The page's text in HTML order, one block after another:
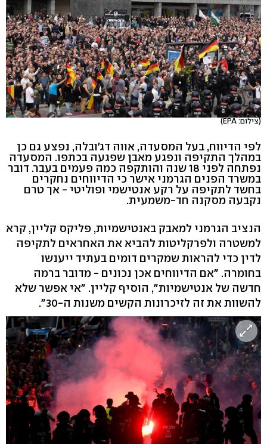
(צילום: EPA)
לפי הדיווח, בעל המסעדה, אווה דג'ובלה, נפצע גם כן
במהלך התקיפה ונפגע מאבן שפגעה בכתפו. המסעדה
נפתחה לפני 18 שנה והותקפה כמה פעמים בעבר. דובר
במשרד הפנים הגרמני אישר כי הדיווחים נחקרים
בחשד לתקיפה על רקע אנטישמי ופוליטי - אך טרם
נקבעה מסקנה חד-משמעית.
הנציב הגרמני למאבק באנטישמיות, פליקס קליין, קרא
למשטרה ולפרקליטות להביא את האחראים לתקיפה
לדין כדי להראות שמקרים דומים בעתיד ייענשו
בחומרה. "אם הדיווחים אכן נכונים - מדובר ברמה
חדשה של אנטישמיות", הוסיף קליין. "אי אפשר שלא
להשוות את זה לזיכרונות הקשים משנות ה-30".